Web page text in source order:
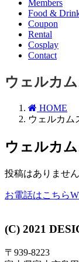
Members
Food &
Coupon
Rental
Cosplay
Contact
ウェルカ
HOME
ウェルカム
ウェルカ
投稿はありません
お電話はこちら
(C) 2021
〒939-8223